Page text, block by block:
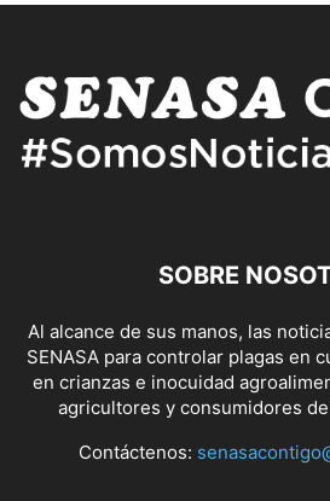
SOBRE
Al alcance de sus manos, las
SENASA para controlar plagas en
en crianzas e inocuidad
agricultores y consumidores
Contáctenos: